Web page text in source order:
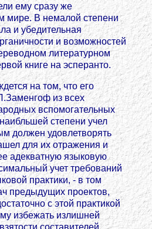
ему сразу же
мире. В немалой степени
и убедительная
и возможностей
литературном
книге на эсперанто.
на том, что его
из всех
вспомогательных
степени учел
должен удовлетворять
для их отражения и
адекватную языковую
учет требований
практики, - в том
предыдущих проектов,
с этой практикой
избежать излишней
составителей